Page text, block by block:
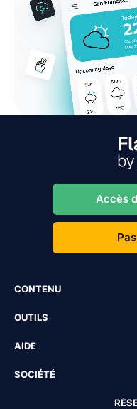
Accès
CONTENU
OUTILS
AIDE
SOCIÉTÉ